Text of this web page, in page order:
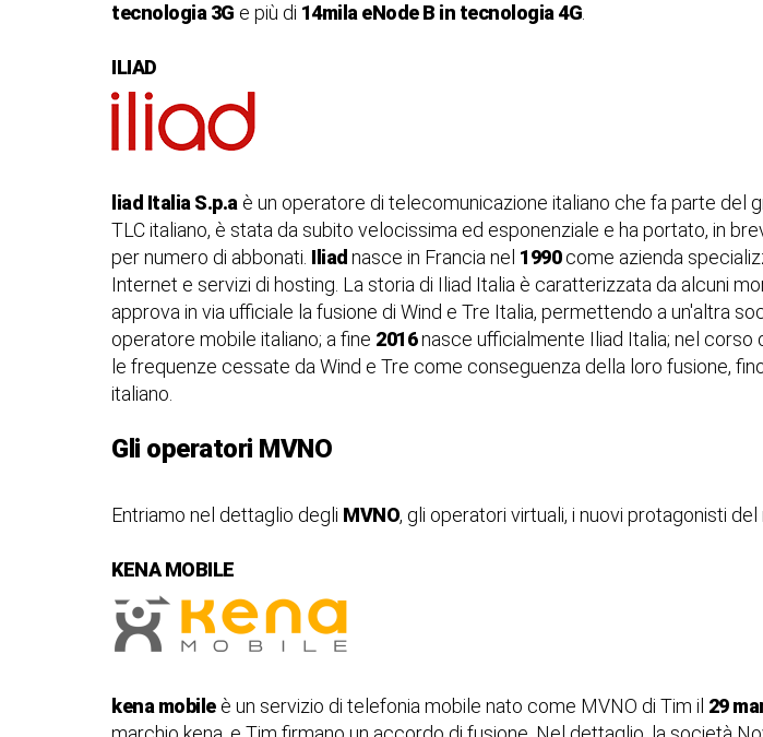
tecnologia 3G e più di 14mila eNode B in tecnologia 4G
ILIAD
liad Italia S.p.a è un operatore di telecomunicazione italiano che fa parte del
TLC italiano, è stata da subito velocissima ed esponenziale e ha portato, in
per numero di abbonati. Iliad nasce in Francia nel 1990come azienda
Internet e servizi di hosting. La storia di Iliad Italia è caratterizzata da alcuni
approva in via ufficiale la fusione di Wind e Tre Italia, permettendo a un'altra
operatore mobile italiano; a fine 2016nasce ufficialmente Iliad Italia; nel corso
le frequenze cessate da Wind e Tre come conseguenza della loro fusione,
italiano.
Gli operatori MVNO
Entriamo nel dettaglio degli MVNO, gli operatori virtuali, i nuovi protagonisti del
KENA MOBILE
kena mobileè un servizio di telefonia mobile nato come MVNO di Tim il 29